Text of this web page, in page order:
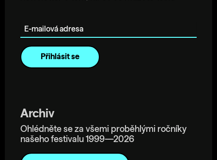
Archiv
Ohlédněte se za všemi proběhlými ročníky
našeho festivalu 1999—2026